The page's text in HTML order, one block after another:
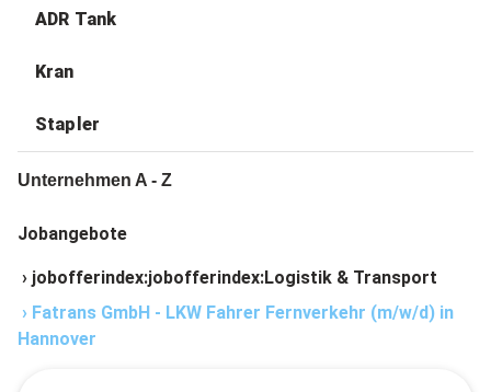
ADR Tank
Kran
Stapler
Unternehmen A - Z
Jobangebote
› jobofferindex:jobofferindex:Logistik & Transport
› Fatrans GmbH - LKW Fahrer Fernverkehr (m/w/d) in
Hannover